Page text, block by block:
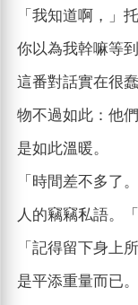
「我知道啊，」
你以為我幹嘛等
這番對話實在很
物不過如此：他
是如此溫暖。
「時間差不多了
人的竊竊私語。
「記得留下身上
是平添重量而已。